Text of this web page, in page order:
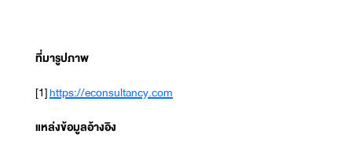
ที่มารูปภาพ
[1]https://econsultancy.com
แหล่งข้อมูลอ้างอิง